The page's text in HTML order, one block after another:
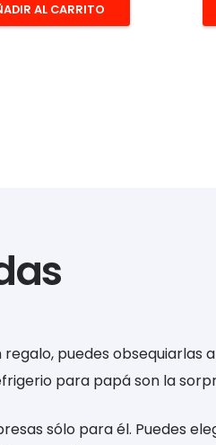
AL CARRITO
regalo, puedes obsequiarlas
para papá son la
sólo para él. Puedes